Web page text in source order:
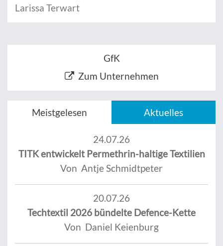
Larissa Terwart
GfK
Zum Unternehmen
Meistgelesen Aktuelles
24.07.26
TITK entwickelt Permethrin-haltige Textilien
Von Antje Schmidtpeter
20.07.26
Techtextil 2026 bündelte Defence-Kette
Von Daniel Keienburg